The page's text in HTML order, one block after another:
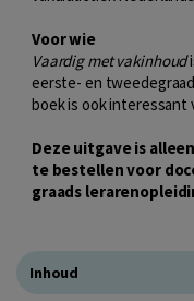
Voor wie
Vaardig met vakinhoud
eerste- en
boek is ook interessant
Deze uitgave is
te bestellen voor
graads
Inhoud